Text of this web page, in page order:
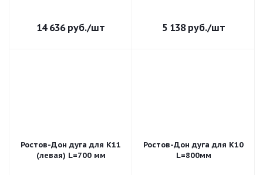
14 636руб./шт 5 138руб./шт
Ростов-Дон дуга для К11
(левая) L=700 мм
Ростов-Дон дуга для К10
L=800мм